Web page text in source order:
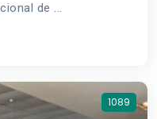
de ...
1089